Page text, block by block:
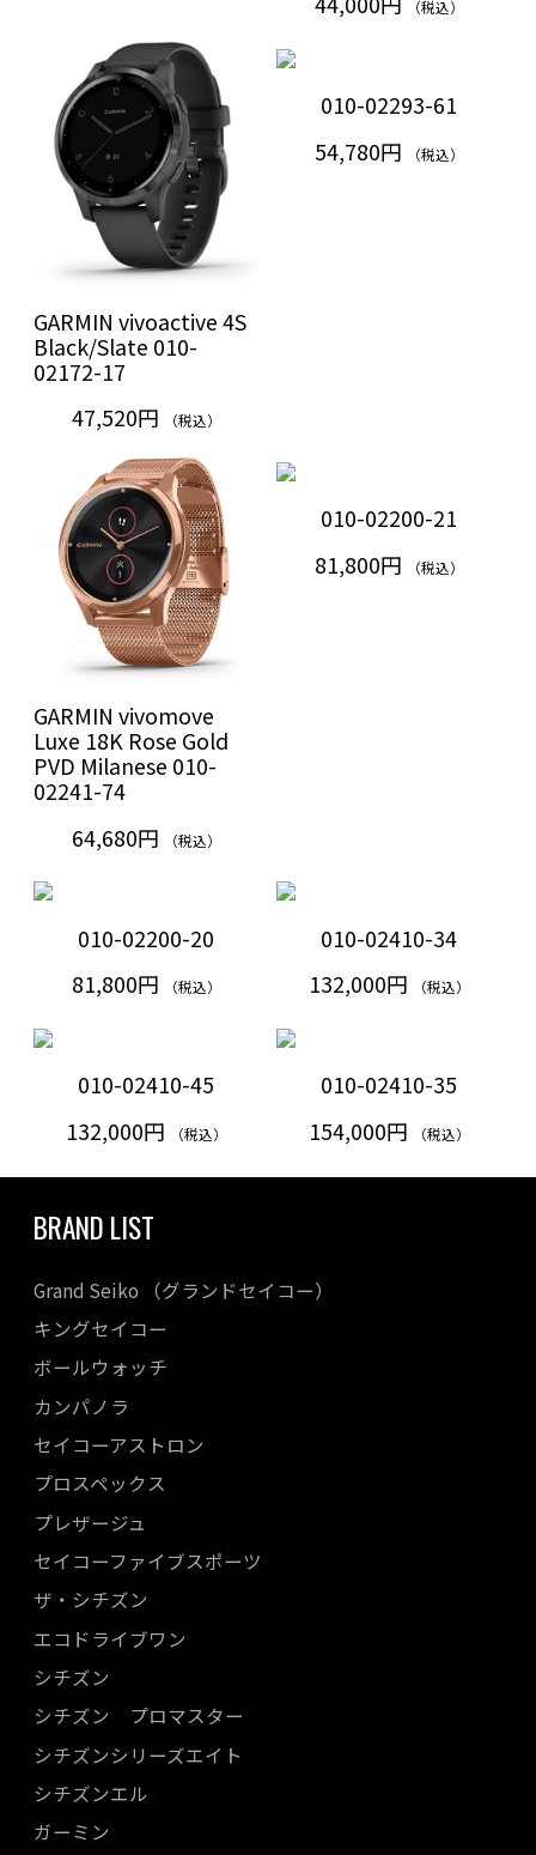
（税込）
GARMIN vivoactive 4S
Black/Slate 010-
02172-17
47,520円
（税込）
010-02293-61
54,780円
（税込）
GARMIN vivomove
Luxe 18K Rose Gold
PVD Milanese 010-
02241-74
64,680円
（税込）
010-02200-21
81,800円
（税込）
010-02200-20
81,800円
（税込）
010-02410-34
132,000円
（税込）
010-02410-45
132,000円
（税込）
010-02410-35
154,000円
（税込）
BRAND LIST
Grand Seiko （グランドセイコー）
キングセイコー
ボールウォッチ
カンパノラ
セイコーアストロン
プロスペックス
プレザージュ
セイコーファイブスポーツ
ザ・シチズン
エコドライブワン
シチズン
シチズン プロマスター
シチズンシリーズエイト
シチズンエル
ガーミン